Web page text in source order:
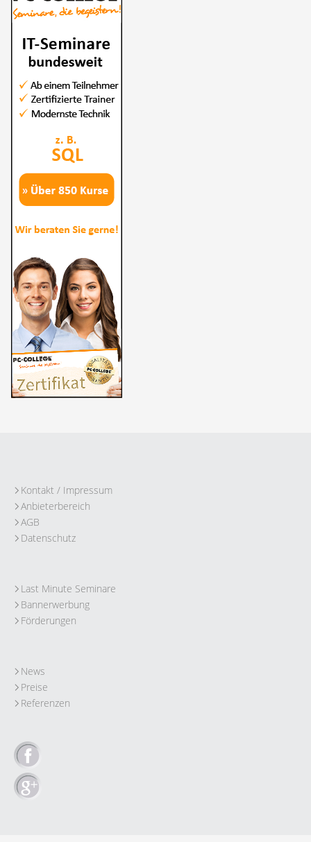
Kontakt / Impressum
Anbieterbereich
AGB
Datenschutz
Last Minute Seminare
Bannerwerbung
Förderungen
News
Preise
Referenzen